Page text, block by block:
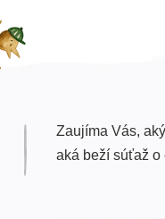
Zaujíma Vás,
aká beží súťaž o